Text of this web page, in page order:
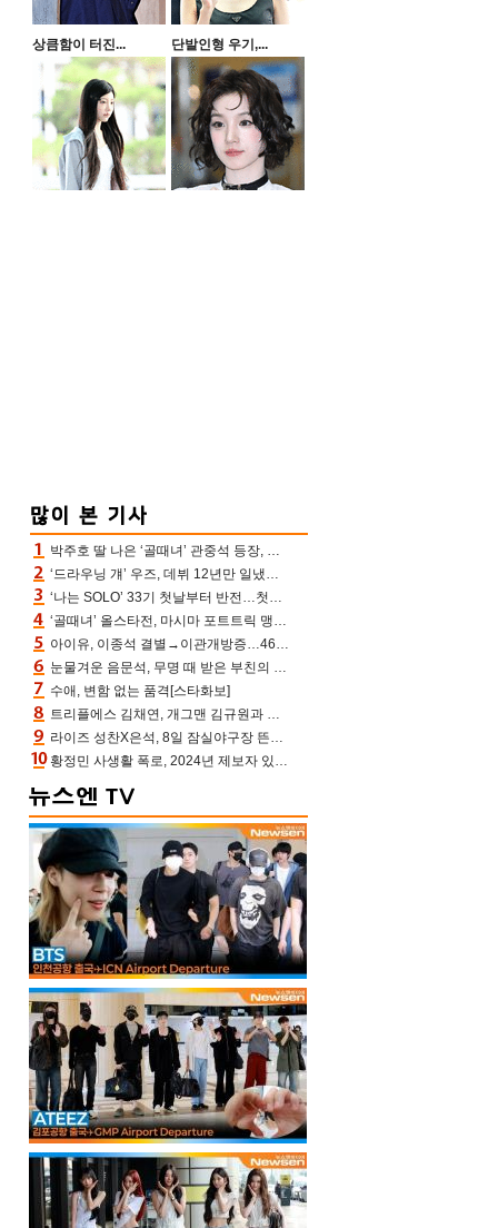
상큼함이 터진... 단발인형 우기,...
박주호 딸 나은 ‘골때녀’ 관중석 등장, 김민재 복제인간 보고 혼란 [결정적장면]
‘드라우닝 걔’ 우즈, 데뷔 12년만 일냈다…체조경기장 입성 확정
‘나는 SOLO’ 33기 첫날부터 반전…첫인상 0표 영호, 호감남 급부상
‘골때녀’ 올스타전, 마시마 포트트릭 맹추격전 5:4 골 잔치 ‘짜릿’ [어제TV]
아이유, 이종석 결별→이관개방증…46장 꽉 채운 유애나 ♥ “열심히 사는 중”
눈물겨운 음문석, 무명 때 받은 부친의 전재산→폐암 父 세상 떠나기 전 여행(유퀴즈)[어제TV]
수애, 변함 없는 품격[스타화보]
트리플에스 김채연, 개그맨 김규원과 함께 프리뷰쇼 진행 [포토엔HD]
라이즈 성찬X은석, 8일 잠실야구장 뜬다…시구 시타+특별공연까지
황정민 사생활 폭로, 2024년 제보자 있었나 “네가 회사에 전화했니” 녹취록 공개 파장